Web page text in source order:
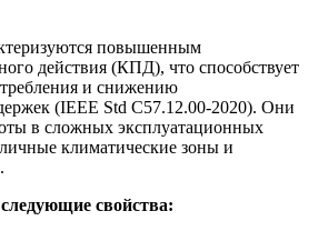
повышенным
действия (КПД), что способствует
и снижению
(IEEE Std C57.12.00-2020). Они
в сложных эксплуатационных
климатические зоны и
свойства: